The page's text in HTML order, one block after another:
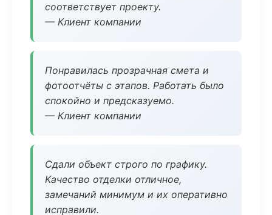
соответствует проекту.
— Клиент компании
Понравилась прозрачная смета и
фотоотчёты с этапов. Работать было
спокойно и предсказуемо.
— Клиент компании
Сдали объект строго по графику.
Качество отделки отличное,
замечаний минимум и их оперативно
исправили.